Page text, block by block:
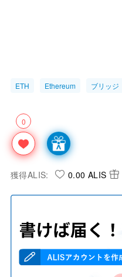
ETH Ethereum ブリッジ
0
獲得ALIS: 0.00 ALIS